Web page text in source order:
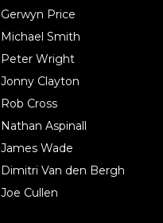
Gerwyn Price
Michael Smith
Peter Wright
Jonny Clayton
Rob Cross
Nathan Aspinall
James Wade
Dimitri Van den Bergh
Joe Cullen